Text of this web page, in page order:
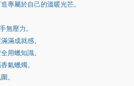
專屬於自己的溫暖光芒。
無壓力。
滿成就感。
用蠟知識。
氣蠟燭。
。